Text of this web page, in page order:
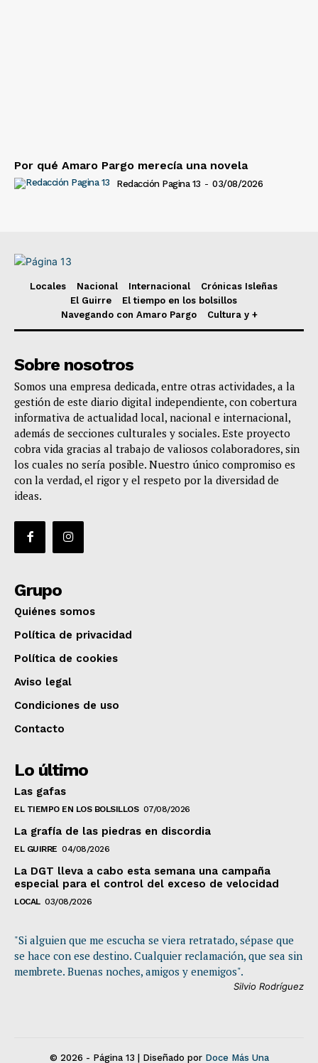
Por qué Amaro Pargo merecía una novela
Redacción Pagina 13 - 03/08/2026
Locales Nacional Internacional
Crónicas Isleñas
El Guirre
El tiempo en los bolsillos
Navegando con Amaro Pargo
Cultura y +
Sobre nosotros
Somos una empresa dedicada, entre otras actividades, a la
gestión de este diario digital independiente, con cobertura
informativa de actualidad local, nacional e internacional,
además de secciones culturales y sociales. Este proyecto
cobra vida gracias al trabajo de valiosos colaboradores, sin
los cuales no sería posible. Nuestro único compromiso es
con la verdad, el rigor y el respeto por la diversidad de
ideas.
Grupo
Quiénes somos
Política de privacidad
Política de cookies
Aviso legal
Condiciones de uso
Contacto
Lo último
Las gafas
EL TIEMPO EN LOS BOLSILLOS 07/08/2026
La grafía de las piedras en discordia
EL GUIRRE 04/08/2026
La DGT lleva a cabo esta semana una campaña
especial para el control del exceso de velocidad
LOCAL 03/08/2026
"Si alguien que me escucha se viera retratado, sépase que
se hace con ese destino. Cualquier reclamación, que sea sin
membrete. Buenas noches, amigos y enemigos".
Silvio Rodríguez
© 2026 - Página 13 | Diseñado por Doce Más Una